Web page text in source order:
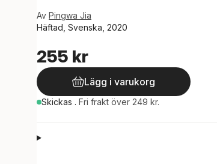
Av Pingwa Jia
Häftad, Svenska, 2020
255 kr
Lägg i varukorg
Skickas . Fri frakt över 249 kr.